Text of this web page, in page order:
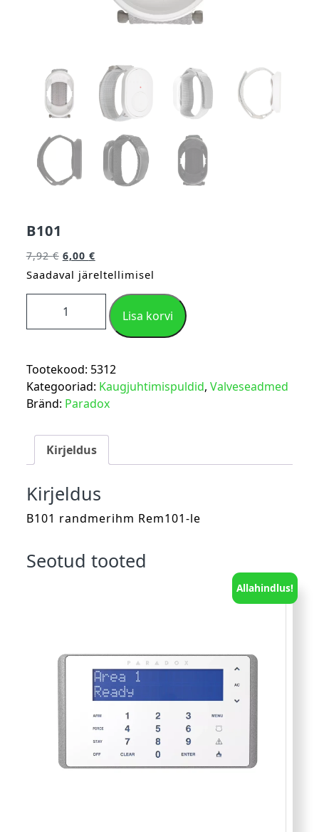
B101
7,92€ 6,00 €
Saadaval järeltellimisel
Lisa korvi
Tootekood: 5312
Kategooriad: Kaugjuhtimispuldid, Valveseadmed
Bränd: Paradox
Kirjeldus
Kirjeldus
B101 randmerihm Rem101-le
Seotud tooted
Allahindlus!